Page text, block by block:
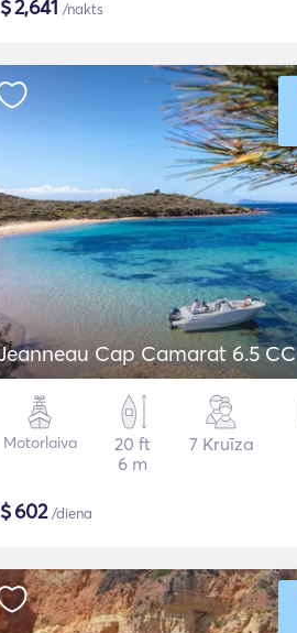
$2,641 /nakts
Cap Camarat 6.5 CC
Motorlaiva
20 ft
6 m
7 Kruīza
$602/diena